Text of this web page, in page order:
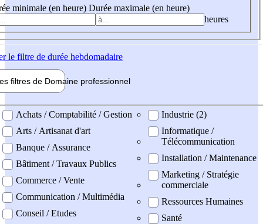
minimale (en heure) Durée maximale (en heure)
heures
le filtre de durée hebdomadaire
filtres de Domaine professionnel
professionel
Achats / Comptabilité / Gestion
Arts / Artisanat d'art
Banque / Assurance
Bâtiment / Travaux Publics
Commerce / Vente
Communication / Multimédia
Conseil / Etudes
Industrie (2)
Informatique /
Télécommunication
Installation / Maintenance
Marketing / Stratégie
commerciale
Ressources Humaines
Santé